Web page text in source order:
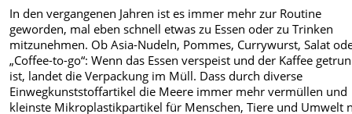
In den vergangenen Jahren ist es immer mehr zur Routine
geworden, mal eben schnell etwas zu Essen oder zu Trinken
mitzunehmen. Ob Asia-Nudeln, Pommes, Currywurst, Salat
„Coffee-to-go“: Wenn das Essen verspeist und der Kaffee
ist, landet die Verpackung im Müll. Dass durch diverse
Einwegkunststoffartikel die Meere immer mehr vermüllen und
kleinste Mikroplastikpartikel für Menschen, Tiere und Umwelt